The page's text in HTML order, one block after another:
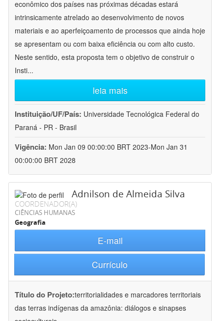
econômico dos países nas próximas décadas estará
intrinsicamente atrelado ao desenvolvimento de novos
materiais e ao aperfeiçoamento de processos que ainda hoje
se apresentam ou com baixa eficiência ou com alto custo.
Neste sentido, esta proposta tem o objetivo de construir o
Insti...
leia mais
Instituição/UF/País: Universidade Tecnológica Federal do
Paraná - PR - Brasil
Vigência: Mon Jan 09 00:00:00 BRT 2023-Mon Jan 31
00:00:00 BRT 2028
Adnilson de Almeida Silva
COORDENADOR(A)
CIÊNCIAS HUMANAS
Geografia
E-mail
Currículo
Título do Projeto:territorialidades e marcadores territoriais
das terras indígenas da amazônia: diálogos e sinapses